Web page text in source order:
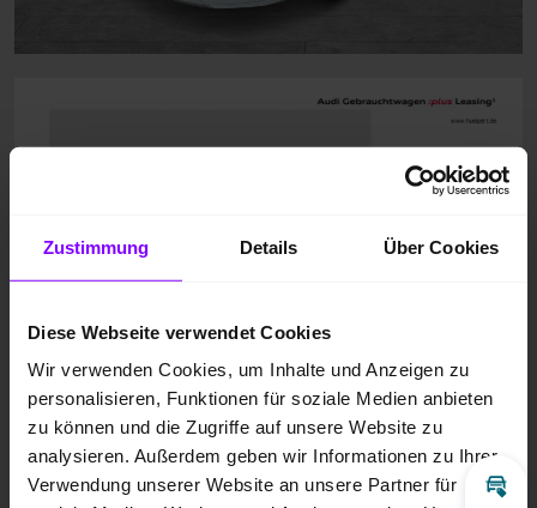
Zustimmung Details Über Cookies
Diese Webseite verwendet Cookies
Wir verwenden Cookies, um Inhalte und Anzeigen zu
personalisieren, Funktionen für soziale Medien anbieten
zu können und die Zugriffe auf unsere Website zu
analysieren. Außerdem geben wir Informationen zu Ihrer
Verwendung unserer Website an unsere Partner für